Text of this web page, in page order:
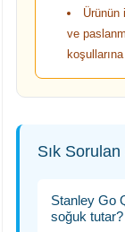
Ürünün
ve
Sık
Stanley Go
soğuk tutar?